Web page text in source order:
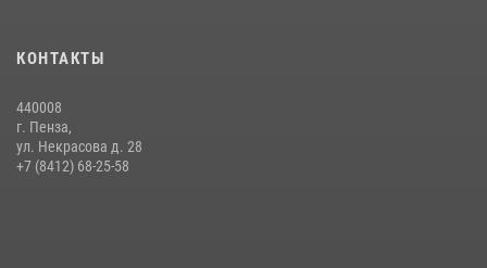
сборов «Гвардеец» с вооружением и техникой Росгвардии
Начальник Управления Росгвардии по Пензенской области Павел
Пучков посетил 55-й Всероссийский Лермонтовский праздник
КОНТАКТЫ
440008
г. Пенза,
ул. Некрасова д. 28
+7 (8412) 68-25-58